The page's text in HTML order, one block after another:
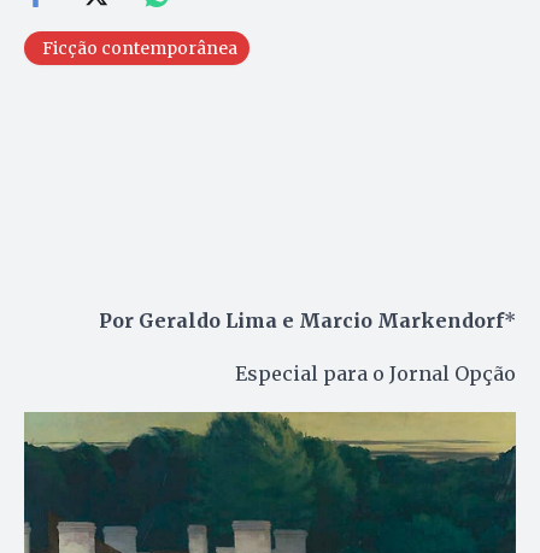
Ficção contemporânea
Por Geraldo Lima e Marcio Markendorf*
Especial para o Jornal Opção